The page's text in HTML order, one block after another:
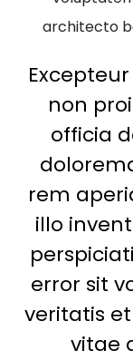
architecto
non
officia
rem
illo
error sit
veritatis
vitae